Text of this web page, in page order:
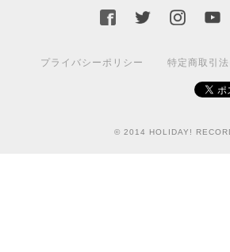
プライバシーポリシー 特定商取引
© 2014 HOLIDAY!